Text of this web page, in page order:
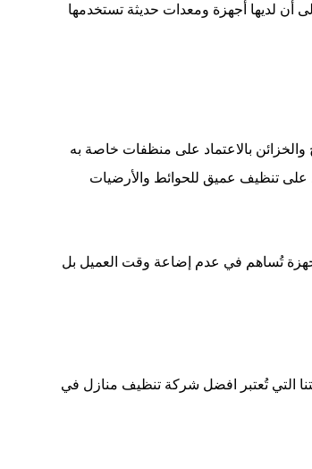
أن لديها أجهزة ومعدات حديثة تستخدمها
والخزائن بالاعتماد على منظفات خاصة به
على تنظيف عميق للحوائط والأرضيات
تُساهم في عدم إضاعة وقت العميل بل
التي تُعتبر افضل شركة تنظيف منازل في